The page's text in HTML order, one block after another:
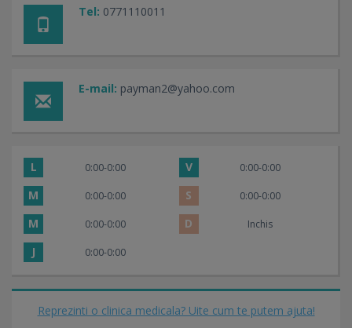
Tel: 0771110011
E-mail: payman2@yahoo.com
L 0:00-0:00 V 0:00-0:00
M 0:00-0:00 S 0:00-0:00
M 0:00-0:00 D Inchis
J 0:00-0:00
Reprezinti o clinica medicala? Uite cum te putem ajuta!